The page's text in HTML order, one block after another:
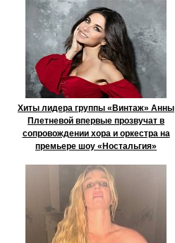
Хиты лидера группы «Винтаж» Анны
Плетневой впервые прозвучат в
сопровождении хора и оркестра на
премьере шоу «Ностальгия»